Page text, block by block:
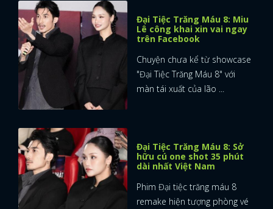
Đại Tiệc Trăng Máu 8: Miu
Lê công khai xin vai ngay
trên Facebook
Chuyện chưa kể từ showcase
"Đại Tiệc Trăng Máu 8" với
màn tái xuất của lão ...
Đại Tiệc Trăng Máu 8: Sở
hữu cú one shot 35 phút
dài nhất Việt Nam
Phim Đại tiệc trăng máu 8
remake hiện tượng phòng vé